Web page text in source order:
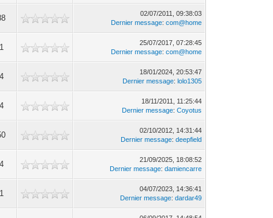
02/07/2011, 09:38:03
Dernier message:com@home
25/07/2017, 07:28:45
Dernier message:com@home
18/01/2024, 20:53:47
Dernier message:lolo1305
18/11/2011, 11:25:44
Dernier message:Coyotus
02/10/2012, 14:31:44
Dernier message:deepfield
21/09/2025, 18:08:52
Dernier message:damiencarre
04/07/2023, 14:36:41
Dernier message:dardar49